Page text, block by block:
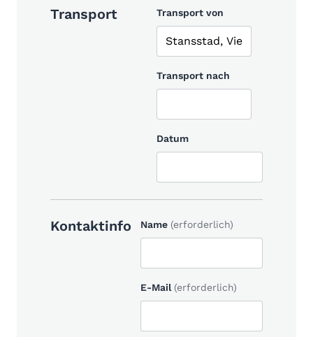
Transport Transport von
Transport nach
Datum
Kontaktinfo Name (erforderlich)
E-Mail (erforderlich)